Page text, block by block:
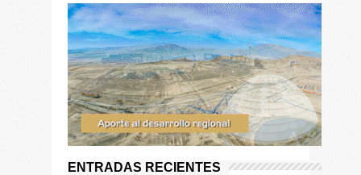
ENTRADAS RECIENTES